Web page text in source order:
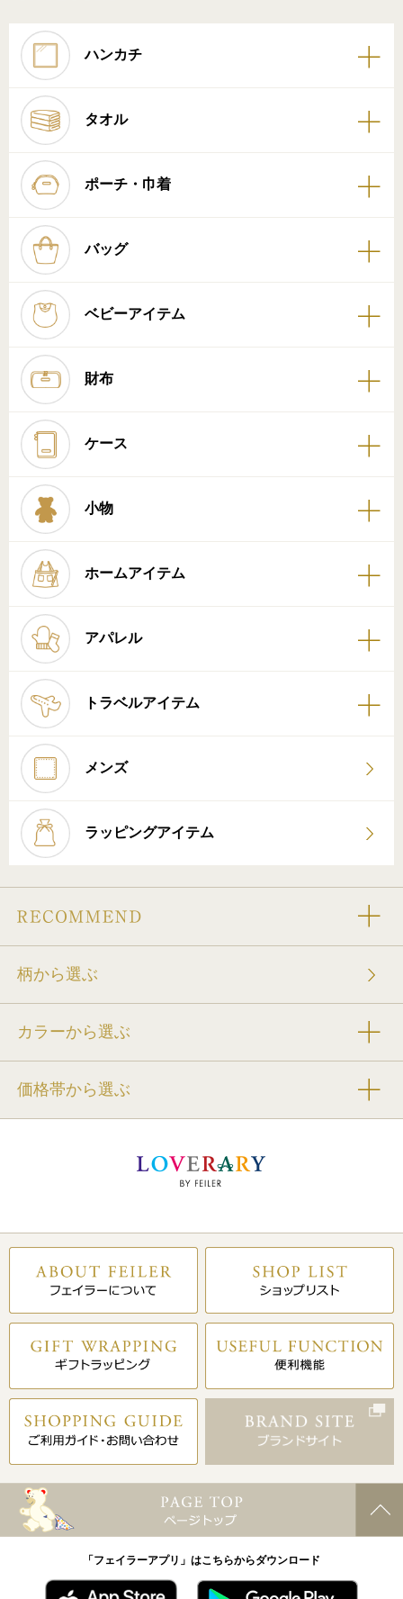
ハンカチ
タオル
ポーチ・巾着
バッグ
ベビーアイテム
財布
ケース
小物
ホームアイテム
アパレル
トラベルアイテム
メンズ
ラッピングアイテム
柄から選ぶ
カラーから選ぶ
価格帯から選ぶ
「フェイラーアプリ」はこちらからダウンロード